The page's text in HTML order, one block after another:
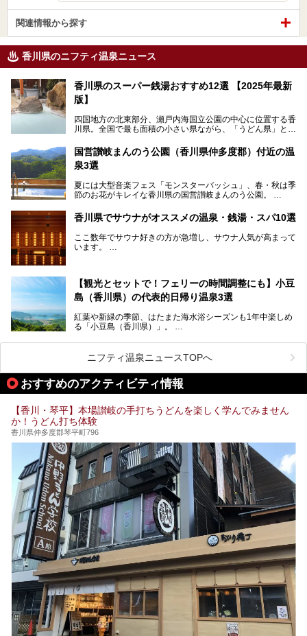
関連情報から探す
香川県のニフティ温泉ニュース
香川県のスーパー銭湯おすすめ12選 【2025年最新
版】
四国地方の北東部分、瀬戸内海国立公園の中心に位置する香
川県。全国で最も面積の小さい県ながら、「うどん県」とも
オリーブ、和三盆、製塩や醤油など特産品は実にバラエティ
豊か。近年は瀬戸内海の島々を舞台にした「瀬戸内国際芸術
祭」も開催され、アートの県としても知られています。
クアップしました。気になるスーパー銭湯があったら、ぜひ
訪れてみてください！
国営讃岐まんのう公園（香川県仲多度郡）付近の温
泉3選
夏には大型音楽フェス「モンスターバッシュ」、春・秋は季
節のお花がキレイな香川県の国営讃岐まんのう公園。
四国唯一の国営公園であり、広さは東京ディズニーランド７
個分！（350ha）
園内にはキャンプ場もあり、レンタサイクルで外周をぐるっ
と一周することもできます。
そんな国営讃岐まんのう公園は園内に温泉がありません。
つご紹介しますね。
香川県でサウナがオススメの温泉・銭湯・スパ10選
ここ数年でサウナ好きの方が急増し、サウナ人気が高まって
います。
設を紹介します。
ぜひ香川県に住んでいる方や訪れる予定のある方は、香川の
サウナ施設を行ってみましょう！
【観光とセットで！フェリーの時間調整にも】小豆
島（香川県）の代表的日帰り温泉3選
紅葉や新緑の季節、はたまた海水浴シーズンも1年中楽しめ
る「小豆島（香川県）」。
1周すると82kmもあることから、西と東・南と北ではまっ
たく風景がちがいます。
この記事では西・東・中間くらいの位置にある、小豆島を代
表する３つの大人気温泉をご紹介します。
ュー！お楽しみに。
ニフティ温泉ニュースTOPへ
おすすめのアクティビティ情報
【香川・琴平】本場讃岐の手打ちうどんを楽しく学んでみません
か！うどん打ち体験
香川県仲多度郡琴平町796